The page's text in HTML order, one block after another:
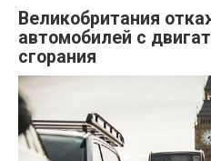
Великобритания
автомобилей с
сгорания